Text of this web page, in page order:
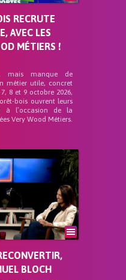
RECRUTE
AVEC LES
MÉTIERS !
mais manque de
métier utile, concret
8 et 9 octobre 2026,
bois ouvrent leurs
à l’occasion de la
Very Wood Métiers.
BLOCH